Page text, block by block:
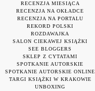
RECENZJA MIESIĄCA
RECENZJA NA OKŁADCE
RECENZJA NA PORTALU
REKORD POLSKI
ROZDAWAJKA
SALON CIEKAWEJ KSIĄŻKI
SEE BLOGGERS
SKLEP Z CYTATAMI
SPOTKANIE AUTORSKIE
SPOTKANIE AUTORSKIE ONLINE
TARGI KSIĄŻKI W KRAKOWIE
UNBOXING